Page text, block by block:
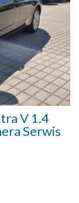
V 1.4
Serwis